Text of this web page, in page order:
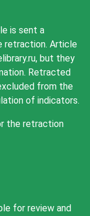
is sent a
retraction. Article
but they
Retracted
from the
of indicators.
the retraction
for review and